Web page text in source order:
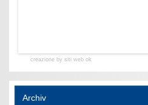
creazione by siti web ok
Archiv